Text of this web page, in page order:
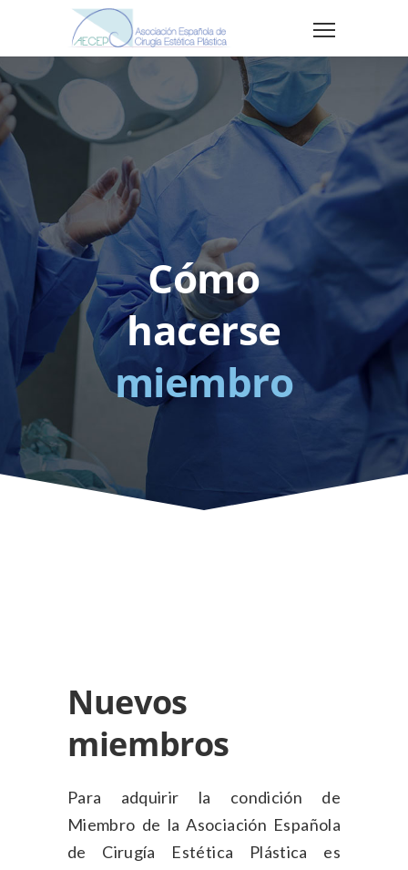
Cómo
hacerse
miembro
Nuevos
miembros
Para adquirir la condición de
Miembro de la Asociación Española
de Cirugía Estética Plástica es